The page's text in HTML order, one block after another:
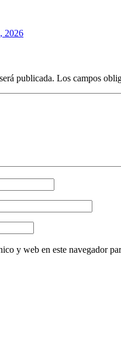
2026
publicada. Los campos
y web en este navegador